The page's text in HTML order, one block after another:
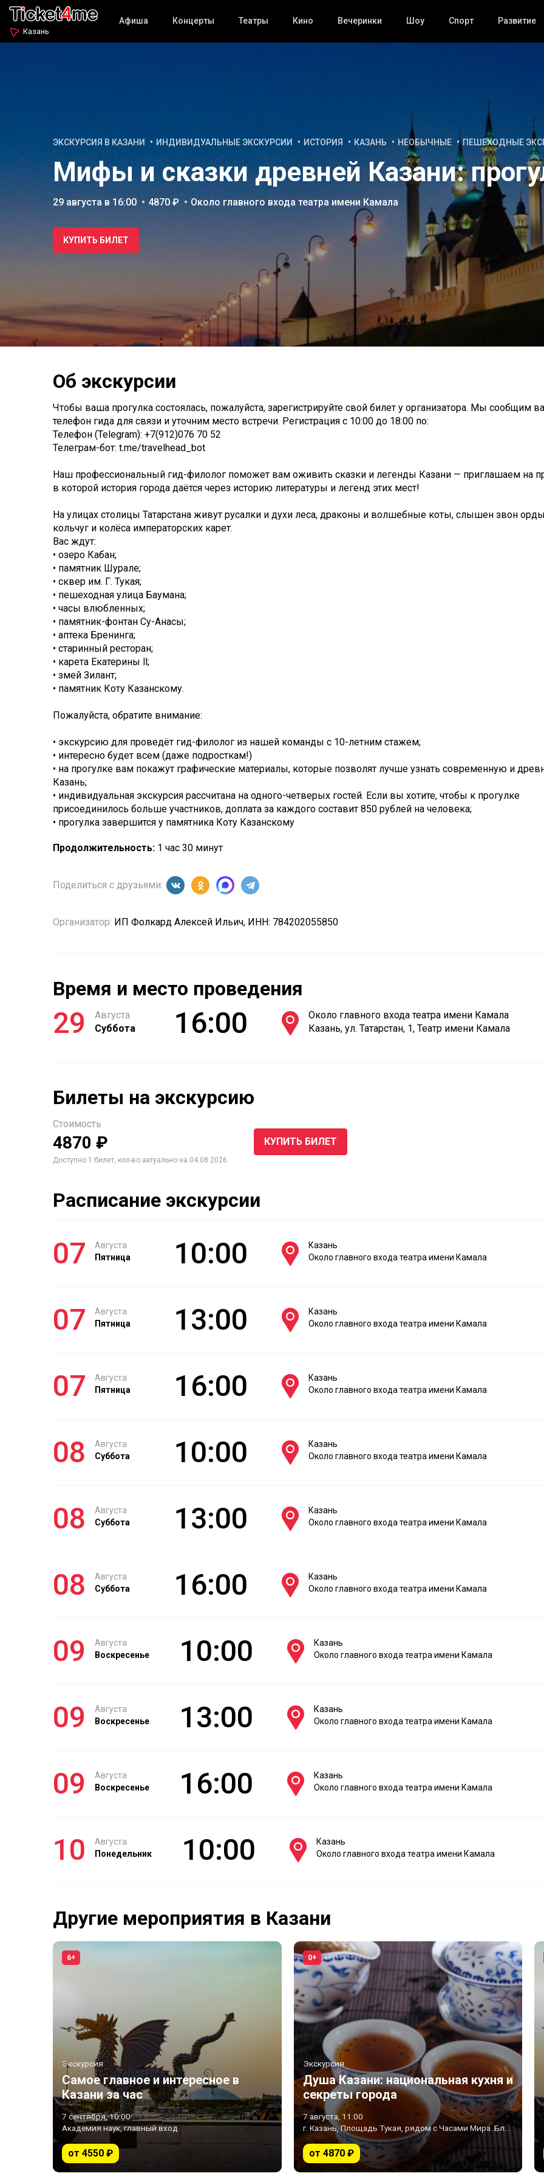
Казань
Афиша Концерты Театры Кино Вечеринки Шоу Спорт Развитие
ЭКСКУРСИЯ В КАЗАНИ ИНДИВИДУАЛЬНЫЕ ЭКСКУРСИИ ИСТОРИЯ КАЗАНЬ НЕОБЫЧНЫЕ ПЕШЕХОДНЫЕ
Мифы и сказки древней Казани:
29 августа в 16:00 4870 ₽ Около главного входа театра имени Камала
КУПИТЬ БИЛЕТ
Об экскурсии
Чтобы ваша прогулка состоялась, пожалуйста, зарегистрируйте свой билет у организатора. Мы сообщим
телефон гида для связи и уточним место встречи. Регистрация c 10:00 до 18:00 по:
Телефон (Telegram): +7(912)076 70 52
Телеграм-бот: t.me/travelhead_bot
Наш профессиональный гид-филолог поможет вам оживить сказки и легенды Казани — приглашаем на
в которой история города даётся через историю литературы и легенд этих мест!
На улицах столицы Татарстана живут русалки и духи леса, драконы и волшебные коты, слышен звон
кольчуг и колёса императорских карет.
Вас ждут:
• озеро Кабан;
• памятник Шурале;
• сквер им. Г. Тукая;
• пешеходная улица Баумана;
• часы влюбленных;
• памятник-фонтан Су-Анасы;
• аптека Бренинга;
• старинный ресторан;
• карета Екатерины ll;
• змей Зилант;
• памятник Коту Казанскому.
Пожалуйста, обратите внимание:
• экскурсию для проведёт гид-филолог из нашей команды с 10-летним стажем;
• интересно будет всем (даже подросткам!)
• на прогулке вам покажут графические материалы, которые позволят лучше узнать современную и
Казань;
• индивидуальная экскурсия рассчитана на одного-четверых гостей. Если вы хотите, чтобы к прогулке
присоединилось больше участников, доплата за каждого составит 850 рублей на человека;
• прогулка завершится у памятника Коту Казанскому
Продолжительность: 1 час 30 минут
Поделиться с друзьями:
Организатор: ИП Фолкард Алексей Ильич, ИНН: 784202055850
Время и место проведения
29
Августа
Суббота
16:00
Около главного входа театра имени Камала
Казань, ул. Татарстан, 1, Театр имени Камала
Билеты на экскурсию
Стоимость
4870 ₽
Доступно 1 билет, кол-во актуально на 04.08.2026
КУПИТЬ БИЛЕТ
Расписание экскурсии
07
Августа
Пятница
10:00
Казань
Около главного входа театра имени Камала
07
Августа
Пятница
13:00
Казань
Около главного входа театра имени Камала
07
Августа
Пятница
16:00
Казань
Около главного входа театра имени Камала
08
Августа
Суббота
10:00
Казань
Около главного входа театра имени Камала
08
Августа
Суббота
13:00
Казань
Около главного входа театра имени Камала
08
Августа
Суббота
16:00
Казань
Около главного входа театра имени Камала
09
Августа
Воскресенье
10:00
Казань
Около главного входа театра имени Камала
09
Августа
Воскресенье
13:00
Казань
Около главного входа театра имени Камала
09
Августа
Воскресенье
16:00
Казань
Около главного входа театра имени Камала
10
Августа
Понедельник
10:00
Казань
Около главного входа театра имени Камала
Другие мероприятия в Казани
6+
Экскурсия
Самое главное и интересное в
Казани за час
7 сентября, 10:00
Академия наук, главный вход
от 4550 ₽
0+
Экскурсия
Душа Казани: национальная кухня и
секреты города
7 августа, 11:00
г. Казань, Площадь Тукая, рядом с Часами Мира. Ближайшее метро «Площадь Тукая»
от 4870 ₽